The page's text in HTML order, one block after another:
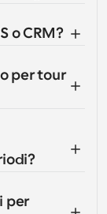
o CRM?
per tour
per